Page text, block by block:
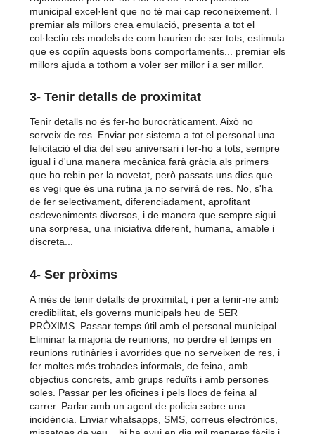
municipal excel·lent que no té mai cap reconeixement. I
premiar als millors crea emulació, presenta a tot el
col·lectiu els models de com haurien de ser tots, estimula
que es copiïn aquests bons comportaments... premiar els
millors ajuda a tothom a voler ser millor i a ser millor.
3- Tenir detalls de proximitat
Tenir detalls no és fer-ho burocràticament. Això no
serveix de res. Enviar per sistema a tot el personal una
felicitació el dia del seu aniversari i fer-ho a tots, sempre
igual i d'una manera mecànica farà gràcia als primers
que ho rebin per la novetat, però passats uns dies que
es vegi que és una rutina ja no servirà de res. No, s'ha
de fer selectivament, diferenciadament, aprofitant
esdeveniments diversos, i de manera que sempre sigui
una sorpresa, una iniciativa diferent, humana, amable i
discreta...
4- Ser pròxims
A més de tenir detalls de proximitat, i per a tenir-ne amb
credibilitat, els governs municipals heu de SER
PRÒXIMS. Passar temps útil amb el personal municipal.
Eliminar la majoria de reunions, no perdre el temps en
reunions rutinàries i avorrides que no serveixen de res, i
fer moltes més trobades informals, de feina, amb
objectius concrets, amb grups reduïts i amb persones
soles. Passar per les oficines i pels llocs de feina al
carrer. Parlar amb un agent de policia sobre una
incidència. Enviar whatsapps, SMS, correus electrònics,